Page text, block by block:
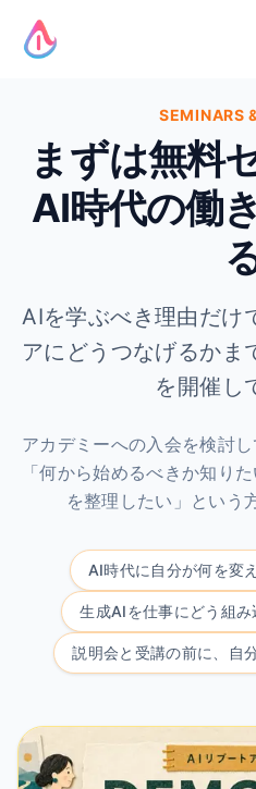
SEMINARS
まずは無料
AI時代の働
AIを学ぶべき理由だけ
アにどうつなげるかま
を開催し
アカデミーへの入会を検討
「何から始めるべきか知り
を整理したい」という
AI時代に自分が何を変
生成AIを仕事にどう組
説明会と受講の前に、自